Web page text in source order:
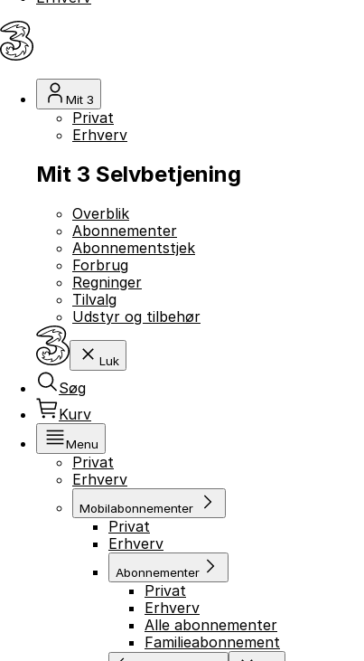
Mit 3
Privat
Erhverv
Mit 3 Selvbetjening
Overblik
Abonnementer
Abonnementstjek
Forbrug
Regninger
Tilvalg
Udstyr og tilbehør
Luk
Søg
Kurv
Menu
Privat
Erhverv
Mobilabonnementer
Privat
Erhverv
Abonnementer
Privat
Erhverv
Alle abonnementer
Familieabonnement